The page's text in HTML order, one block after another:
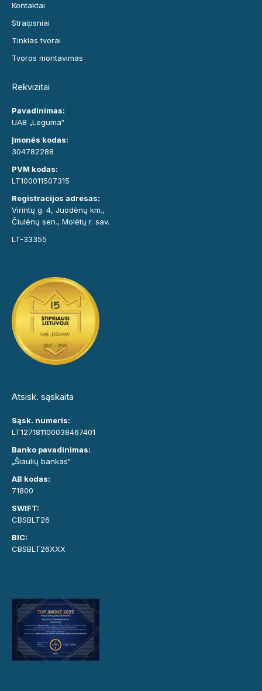
Kontaktai
Straipsniai
Tinklas tvorai
Tvoros montavimas
Rekvizitai
Pavadinimas:
UAB „Leguma“
Įmonės kodas:
304782288
PVM kodas:
LT100011507315
Registracijos adresas:
Virintų g. 4, Juodėnų km.,
Čiulėnų sen., Molėtų r. sav.
LT-33355
Atsisk. sąskaita
Sąsk. numeris:
LT127181100038467401
Banko pavadinimas:
„Šiaulių bankas“
AB kodas:
71800
SWIFT:
CBSBLT26
BIC:
CBSBLT26XXX